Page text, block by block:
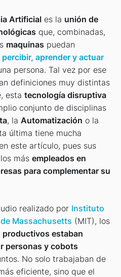
Artificial es la unión de
que, combinadas,
maquinas puedan
aprender y actuar
persona. Tal vez por ese
definiciones muy distintas
esta tecnología disruptiva
conjunto de disciplinas
, la Automatización o la
última tiene mucha
este artículo, pues sus
más empleados en
para complementar su
realizado por Instituto
Massachusetts (MIT), los
productivos estaban
personas y cobots
No solo trabajaban de
eficiente, sino que el